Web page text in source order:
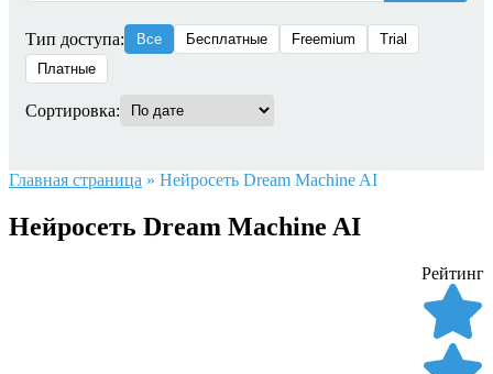
Тип доступа: Все Бесплатные Freemium
Trial
Платные
Сортировка:
Главная страница » Нейросеть Dream Machine AI
Нейросеть Dream Machine AI
Рейтинг